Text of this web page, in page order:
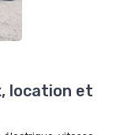
location et